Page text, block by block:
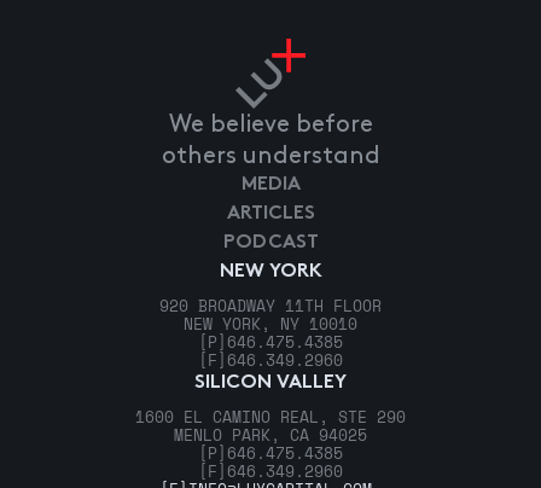
We believe before
others understand
NEW YORK
920 BROADWAY 11TH FLOOR
NEW YORK, NY 10010
[P] 646.475.4385
[F] 646.349.2960
SILICON VALLEY
1600 EL CAMINO REAL, STE 290
MENLO PARK, CA 94025
[P] 646.475.4385
[F] 646.349.2960
MEDIA
ARTICLES
PODCAST